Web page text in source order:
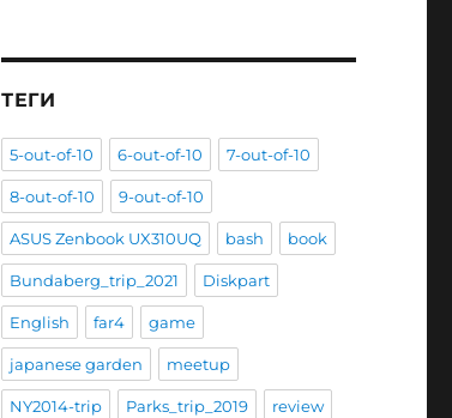
ТЕГИ
5-out-of-10 6-out-of-10 7-out-of-10
8-out-of-10 9-out-of-10
ASUS Zenbook UX310UQ bash book
Bundaberg_trip_2021 Diskpart
English far4 game
japanese garden meetup
NY2014-trip Parks_trip_2019 review